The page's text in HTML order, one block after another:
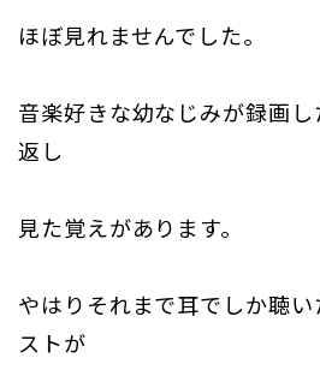
ほぼ見れませんでした。
音楽好きな幼なじみが録画
返し
見た覚えがあります。
やはりそれまで耳でしか聴い
ストが